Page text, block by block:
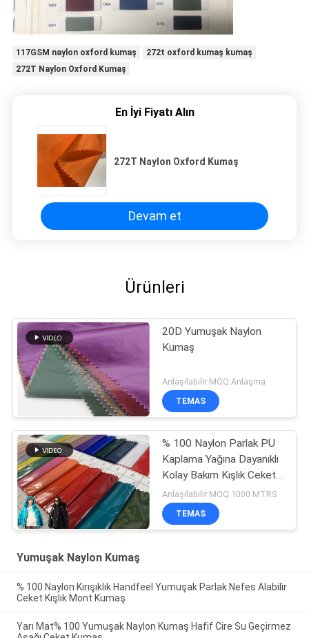
117GSM naylon oxford kumaş
272t oxford kumaş kumaş
272T Naylon Oxford Kumaş
En İyi Fiyatı Alın
272T Naylon Oxford Kumaş
Devam et
Ürünleri
20D Yumuşak Naylon
Kumaş
Anlaşılabilir MOQ:Anlaşma
TEMAS
% 100 Naylon Parlak PU
Kaplama Yağına Dayanıklı
Kolay Bakım Kışlık Ceket
Kumaş
Anlaşılabilir MOQ:1000 MTRS
TEMAS
Yumuşak Naylon Kumaş
% 100 Naylon Kırışıklık Handfeel Yumuşak Parlak Nefes Alabilir
Ceket Kışlık Mont Kumaş
Yarı Mat% 100 Yumuşak Naylon Kumaş Hafif Cire Su Geçirmez